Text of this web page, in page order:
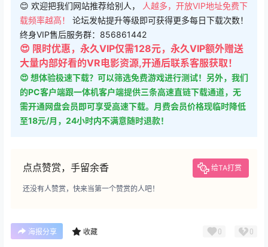
😊 欢迎把我们网站推荐给别人，
人越多，开放VIP地址免费下
载频率越高！ 论坛发帖提升等级即可获得更多每日下载次数！
终身VIP售后服务群：856861442
😍 限时优惠，永久VIP仅需128元，永久VIP额外赠送
大量内部好看的VR电影资源,开通后联系客服获取！
😍 想体验极速下载？可以筛选免费游戏进行测试！另外，我们
的PC客户端跟一体机客户端提供三条高速直链下载通道，无
需开通网盘会员即可享受高速下载。月费会员价格现临时降低
至18元/月，24小时内不满意随时退款！
点点赞赏，手留余香 给TA打赏
还没有人赞赏，快来当第一个赞赏的人吧！
海报分享 收藏 0 0